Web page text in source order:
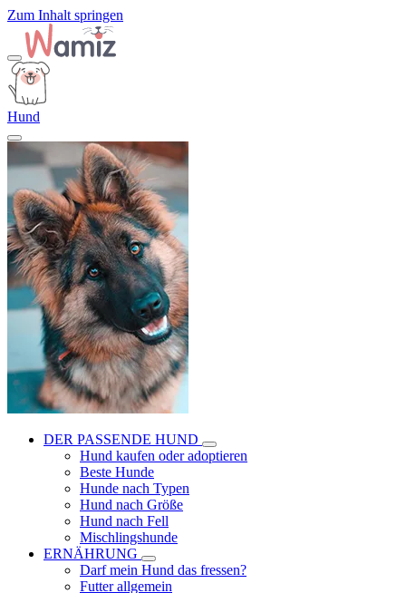
Zum Inhalt springen
Hund
DER PASSENDE HUND
Hund kaufen oder adoptieren
Beste Hunde
Hunde nach Typen
Hund nach Größe
Hund nach Fell
Mischlingshunde
ERNÄHRUNG
Darf mein Hund das fressen?
Futter allgemein